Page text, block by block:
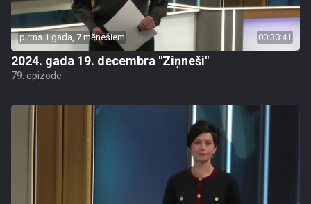
pirms 1 gada, 7 mēnešiem 00:30:41
2024. gada 19. decembra "Ziņneši"
79. epizode